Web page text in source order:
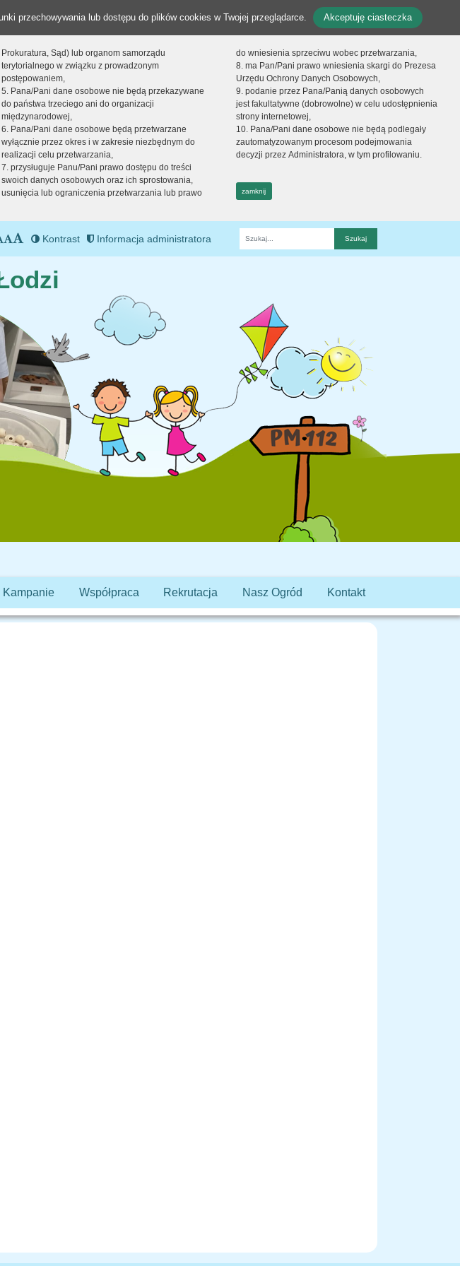
przechowywania lub dostępu do plików cookies w Twojej przeglądarce. Akceptuję ciasteczka
Prokuratura, Sąd) lub organom samorządu
terytorialnego w związku z prowadzonym
postępowaniem,
5. Pana/Pani dane osobowe nie będą przekazywane
do państwa trzeciego ani do organizacji
międzynarodowej,
6. Pana/Pani dane osobowe będą przetwarzane
wyłącznie przez okres i w zakresie niezbędnym do
realizacji celu przetwarzania,
7. przysługuje Panu/Pani prawo dostępu do treści
swoich danych osobowych oraz ich sprostowania,
usunięcia lub ograniczenia przetwarzania lub prawo
do wniesienia sprzeciwu wobec przetwarzania,
8. ma Pan/Pani prawo wniesienia skargi do Prezesa
Urzędu Ochrony Danych Osobowych,
9. podanie przez Pana/Panią danych osobowych
jest fakultatywne (dobrowolne) w celu udostępnienia
strony internetowej,
10. Pana/Pani dane osobowe nie będą podlegały
zautomatyzowanym procesom podejmowania
decyzji przez Administratora, w tym profilowaniu.
zamknij
Kontrast Informacja administratora
Fraza
Kampanie Współpraca Rekrutacja Nasz Ogród Kontakt